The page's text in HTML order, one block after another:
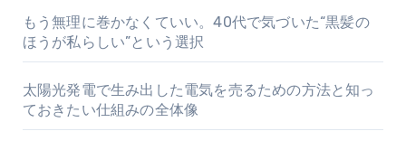
もう無理に巻かなくていい。40代で気づいた“黒髪の
ほうが私らしい”という選択
太陽光発電で生み出した電気を売るための方法と知っ
ておきたい仕組みの全体像